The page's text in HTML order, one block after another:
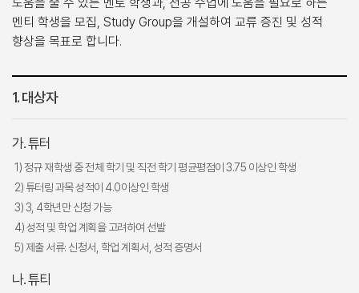
멘티 학생을 모집, Study Group을 개설하여 교류 증진 및 성적
향상을 목표로 합니다.
1. 대상자
가. 튜터
1) 정규 재학생 중 전체 학기 및 직전 학기 평균평점이 3.75 이상인 학생
2) 튜터링 과목 성적이 4.0이상인 학생
3) 3, 4학년만 신청 가능
4) 성적 및 학업 계획을 고려하여 선발
5) 제출 서류: 신청서, 학업 계획서, 성적 증명서
나. 튜티